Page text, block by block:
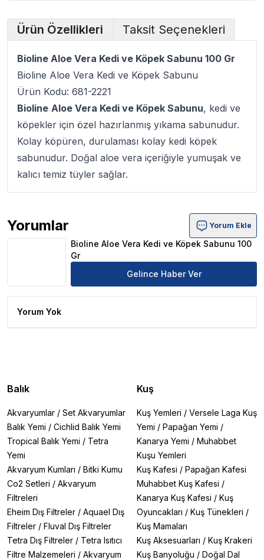
Ürün Özellikleri Taksit Seçenekleri
Bioline Aloe Vera Kedi ve Köpek Sabunu 100 Gr
Bioline Aloe Vera Kedi ve Köpek Sabunu
Ürün Kodu: 681-2221
Bioline Aloe Vera Kedi ve Köpek Sabunu, kedi ve
köpekler için özel hazırlanmış yıkama sabunudur.
Kolay köpüren, durulaması kolay kedi köpek
sabunudur. Doğal aloe vera içeriğiyle yumuşak ve
kalıcı temiz tüyler sağlar.
Yorumlar
Bioline Aloe Vera Kedi ve Köpek Sabunu 100 Gr Ürün
Yorum Ekle
Bioline Aloe Vera Kedi ve Köpek Sabunu 100
Gr
Gelince Haber Ver
Yorum Yok
Balık
Akvaryumlar / Set Akvaryumlar
Balık Yemi / Cichlid Balık Yemi
Tropical Balık Yemi / Tetra
Yemi
Akvaryum Kumları / Bitki Kumu
Co2 Setleri / Akvaryum
Filtreleri
Eheim Dış Filtreler / Aquael Dış
Filtreler / Fluval Dış Filtreler
Tetra Dış Filtreler / Tetra Isıtıcı
Filtre Malzemeleri / Akvaryum
Kuş
Kuş Yemleri / Versele Laga Kuş
Yemi / Papağan Yemi /
Kanarya Yemi / Muhabbet
Kuşu Yemleri
Kuş Kafesi / Papağan Kafesi
Muhabbet Kuş Kafesi /
Kanarya Kuş Kafesi / Kuş
Oyuncakları / Kuş Tünekleri /
Kuş Mamaları
Kuş Aksesuarları / Kuş Krakeri
Kuş Banyoluğu / Doğal Dal